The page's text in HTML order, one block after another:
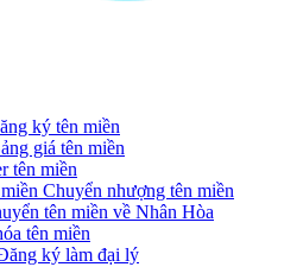
ký tên miền
giá tên miền
tên miền
Chuyển nhượng tên miền
tên miền về Nhân Hòa
tên miền
ký làm đại lý